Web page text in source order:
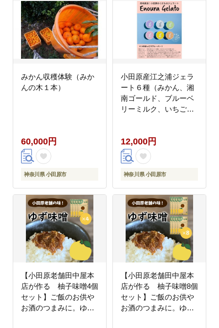
みかん収穫体験（みか
んの木１本）
60,000円
神奈川県 小田原市
小田原産江之浦ジェラ
ート６種（みかん、湘
南ゴールド、ブルーベ
リーミルク、いちごミ
120mlカップ各１個合
計６個
12,000円
神奈川県 小田原市
【小田原老舗田中屋本
店が作る 柚子味噌4個
セット】ご飯のお供や
お酒のつまみに。ゆず
【小田原老舗田中屋本
店が作る 柚子味噌8個
セット】ご飯のお供や
お酒のつまみに。ゆず